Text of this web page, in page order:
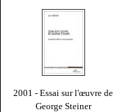
2001 - Essai sur l'œuvre de
George Steiner